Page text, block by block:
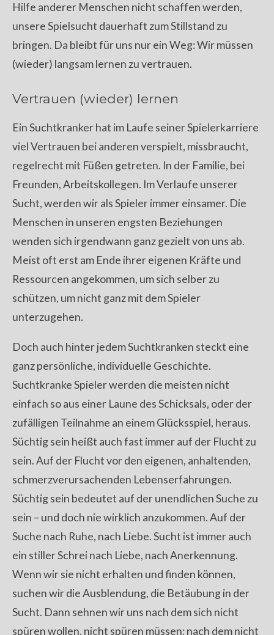
Hilfe anderer Menschen nicht schaffen werden,
unsere Spielsucht dauerhaft zum Stillstand zu
bringen. Da bleibt für uns nur ein Weg: Wir müssen
(wieder) langsam lernen zu vertrauen.
Vertrauen (wieder) lernen
Ein Suchtkranker hat im Laufe seiner Spielerkarriere
viel Vertrauen bei anderen verspielt, missbraucht,
regelrecht mit Füßen getreten. In der Familie, bei
Freunden, Arbeitskollegen. Im Verlaufe unserer
Sucht, werden wir als Spieler immer einsamer. Die
Menschen in unseren engsten Beziehungen
wenden sich irgendwann ganz gezielt von uns ab.
Meist oft erst am Ende ihrer eigenen Kräfte und
Ressourcen angekommen, um sich selber zu
schützen, um nicht ganz mit dem Spieler
unterzugehen.
Doch auch hinter jedem Suchtkranken steckt eine
ganz persönliche, individuelle Geschichte.
Suchtkranke Spieler werden die meisten nicht
einfach so aus einer Laune des Schicksals, oder der
zufälligen Teilnahme an einem Glücksspiel, heraus.
Süchtig sein heißt auch fast immer auf der Flucht zu
sein. Auf der Flucht vor den eigenen, anhaltenden,
schmerzverursachenden Lebenserfahrungen.
Süchtig sein bedeutet auf der unendlichen Suche zu
sein – und doch nie wirklich anzukommen. Auf der
Suche nach Ruhe, nach Liebe. Sucht ist immer auch
ein stiller Schrei nach Liebe, nach Anerkennung.
Wenn wir sie nicht erhalten und finden können,
suchen wir die Ausblendung, die Betäubung in der
Sucht. Dann sehnen wir uns nach dem sich nicht
spüren wollen, nicht spüren müssen; nach dem nicht